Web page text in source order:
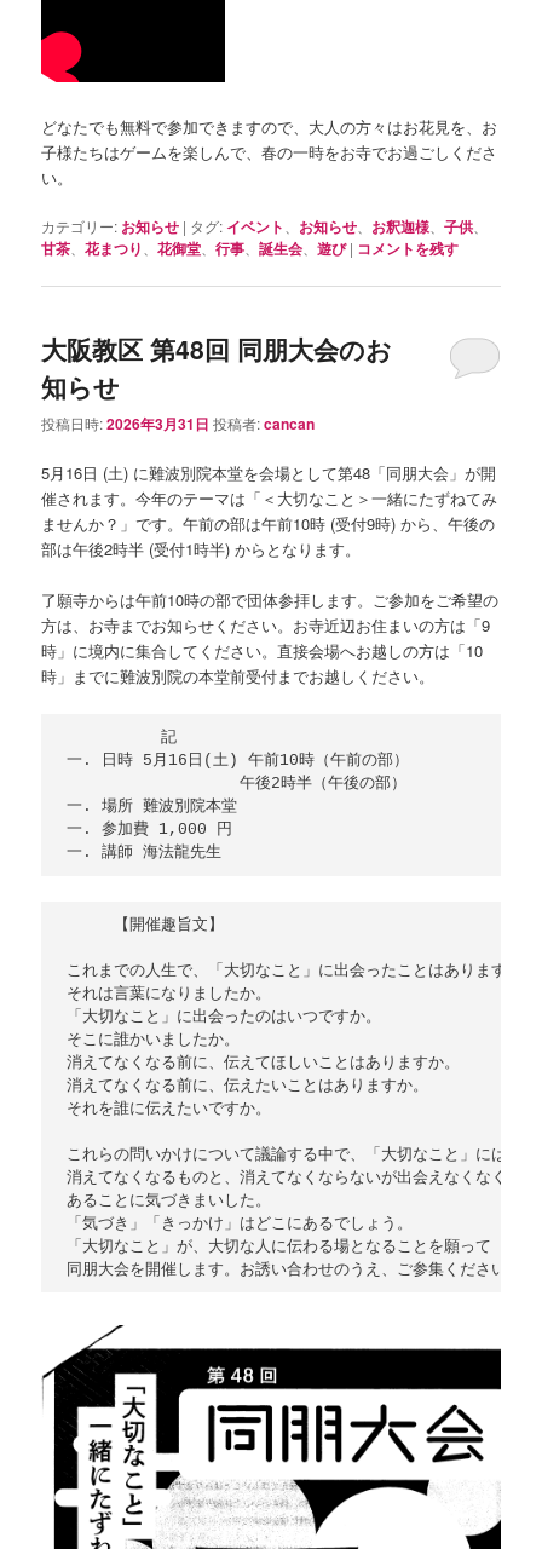
どなたでも無料で参加できますので、大人の方々はお花見を、お
子様たちはゲームを楽しんで、春の一時をお寺でお過ごしくださ
い。
カテゴリー: お知らせ | タグ: イベント お知らせ お釈迦様 、子供
甘茶 、花まつり 、花御堂 、行事 、誕生会 、遊び | コメントを残す
大阪教区 第48回 同朋大会のお
知らせ
投稿日時:2026年3月31日 投稿者:cancan
5月16日 (土) に難波別院本堂を会場として第48「同朋大会」が開
催されます。今年のテーマは「＜大切なこと＞一緒にたずねてみ
ませんか？」です。午前の部は午前10時 (受付9時) から、午後の
部は午後2時半 (受付1時半) からとなります。
了願寺からは午前10時の部で団体参拝します。ご参加をご希望の
方は、お寺までお知らせください。お寺近辺お住まいの方は「9
時」に境内に集合してください。直接会場へお越しの方は「10
時」までに難波別院の本堂前受付までお越しください。
記
一. 日時 5月16日(土) 午前10時（午前の部）
午後2時半（午後の部）
一. 場所 難波別院本堂
一. 参加費 1,000 円
【開催趣旨文】
これまでの人生で、「大切なこと」に出会ったことはありますか。
それは言葉になりましたか。
「大切なこと」に出会ったのはいつですか。
そこに誰かいましたか。
消えてなくなる前に、伝えてほしいことはありますか。
消えてなくなる前に、伝えたいことはありますか。
それを誰に伝えたいですか。
これらの問いかけについて議論する中で、「大切なこと」には、
消えてなくなるものと、消えてなくならないが出会えなくなくもの
あることに気づきまいした。
「気づき」「きっかけ」はどこにあるでしょう。
「大切なこと」が、大切な人に伝わる場となることを願って